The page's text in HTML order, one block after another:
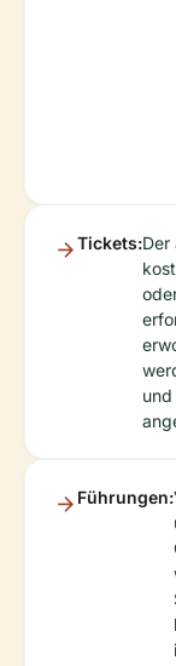
Tickets:Der
Führungen: